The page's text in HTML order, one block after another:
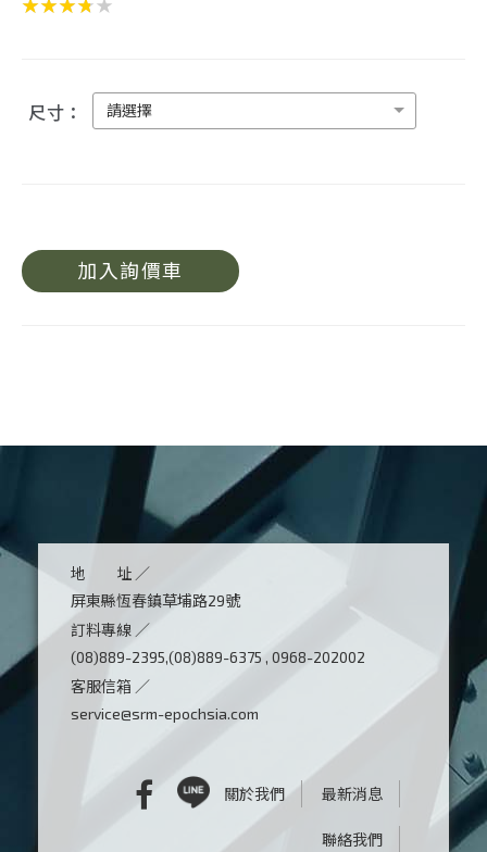
尺寸： 請選擇
加入詢價車
地 址 ／
屏東縣恆春鎮草埔路29號
訂料專線 ／
(08)889-2395,(08)889-6375 , 0968-202002
客服信箱 ／
service@srm-epochsia.com
關於我們 最新消息
聯絡我們